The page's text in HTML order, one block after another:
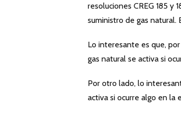
resoluciones CREG 185 y
suministro de gas natural.
Lo interesante es que,
gas natural se activa si
Por otro lado, lo
activa si ocurre algo en la